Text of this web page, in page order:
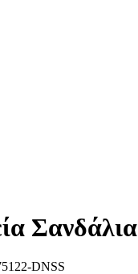
Σανδάλια
DNSS